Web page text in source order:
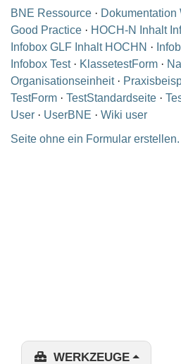
BNE Ressource · Dokumentation
Good Practice · HOCH-N Inhalt
Infobox GLF Inhalt HOCHN ·
Infobox Test · KlassetestForm ·
Organisationseinheit ·
TestForm · TestStandardseite ·
User · UserBNE · Wiki user
Seite ohne ein Formular erstellen.
WERKZEUGE